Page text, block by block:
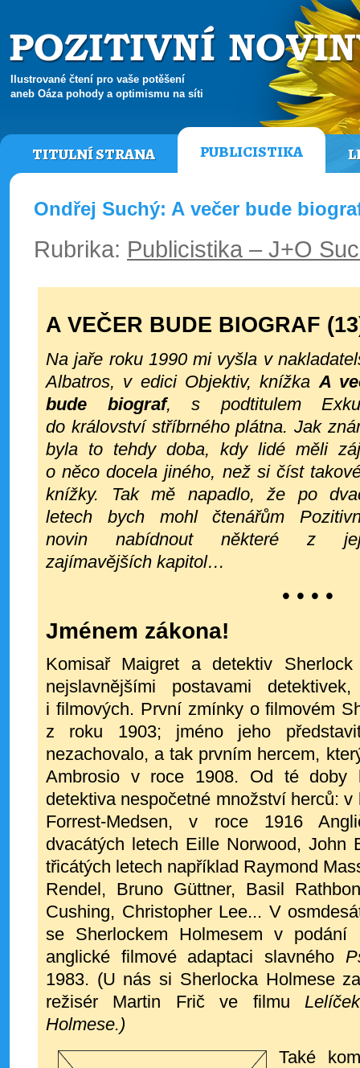
Ilustrované čtení pro vaše potěšení
aneb Oáza pohody a optimismu na síti
TITULNÍ STRANA PUBLICISTIKA
Ondřej Suchý: A večer bude
Rubrika: Publicistika – J+O
A VEČER BUDE BIOGRAF
Na jaře roku 1990 mi vyšla v
Albatros, v edici Objektiv, knížkaA
bude biograf, s podtitulem
do království stříbrného plátna. Jak
byla to tehdy doba, kdy lidé měli
o něco docela jiného, než si číst
knížky. Tak mě napadlo, že po
letech bych mohl čtenářům
novin nabídnout některé z
zajímavějších kapitol…
• • • •
Jménem zákona!
Komisař Maigret a detektiv
nejslavnějšími postavami
i filmových. První zmínky o filmovém
z roku 1903; jméno jeho
nezachovalo, a tak prvním hercem,
Ambrosio v roce 1908. Od té
detektiva nespočetné množství herců:
Forrest-Medsen, v roce 1916
dvacátých letech Eille Norwood, John
třicátých letech například Raymond
Rendel, Bruno Güttner, Basil
Cushing, Christopher Lee... V
se Sherlockem Holmesem v
anglické filmové adaptaci slavného
1983. (U nás si Sherlocka Holmese
režisér Martin Frič ve filmu
Holmese.)
Také